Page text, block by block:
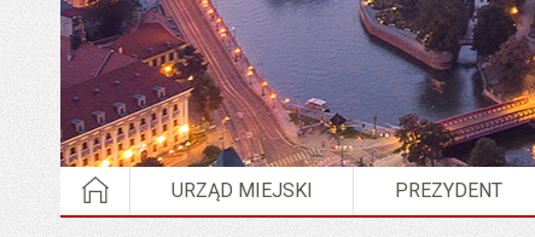
STRONA GŁÓWNA
URZĄD MIEJSKI PREZYDENT